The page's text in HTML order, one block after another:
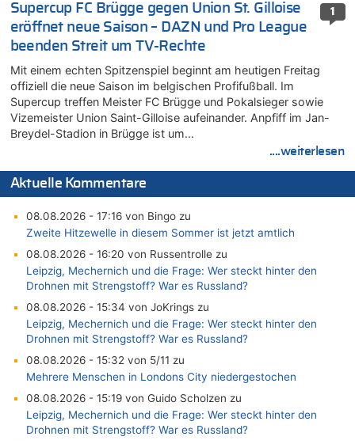
1
Supercup FC Brügge gegen Union St. Gilloise
eröffnet neue Saison – DAZN und Pro League
beenden Streit um TV-Rechte
Mit einem echten Spitzenspiel beginnt am heutigen Freitag
offiziell die neue Saison im belgischen Profifußball. Im
Supercup treffen Meister FC Brügge und Pokalsieger sowie
Vizemeister Union Saint-Gilloise aufeinander. Anpfiff im Jan-
Breydel-Stadion in Brügge ist um…
....weiterlesen
Aktuelle Kommentare
08.08.2026 - 17:16 von Bingo zu
Zweite Hitzewelle in diesem Sommer ist jetzt amtlich
08.08.2026 - 16:20 von Russentrolle zu
Leipzig, Mechernich und die Frage: Wer steckt hinter den
Drohnen mit Strengstoff? War es Russland?
08.08.2026 - 15:34 von JoKrings zu
Leipzig, Mechernich und die Frage: Wer steckt hinter den
Drohnen mit Strengstoff? War es Russland?
08.08.2026 - 15:32 von 5/11 zu
Mehrere Menschen in Londons City niedergestochen
08.08.2026 - 15:19 von Guido Scholzen zu
Leipzig, Mechernich und die Frage: Wer steckt hinter den
Drohnen mit Strengstoff? War es Russland?